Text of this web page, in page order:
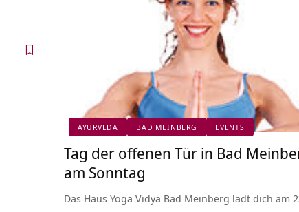
AYURVEDA BAD MEINBERG EVENTS
Tag der offenen Tür in Bad
am Sonntag
Das Haus Yoga Vidya Bad Meinberg lädt dich am